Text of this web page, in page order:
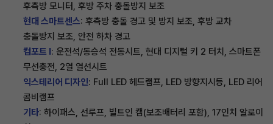
후측방 모니터, 후방 주차 충돌방지 보조
현대 스마트센스: 후측방 충돌 경고 및 방지 보조, 후방 교차
충돌방지 보조, 안전 하차 경고
컴포트 I: 운전석/동승석 전동시트, 현대 디지털 키 2 터치, 스마트폰
무선충전, 2열 열선시트
익스테리어 디자인: Full LED 헤드램프, LED 방향지시등, LED 리어
콤비램프
기타: 하이패스, 선루프, 빌트인 캠(보조배터리 포함), 17인치 알로이